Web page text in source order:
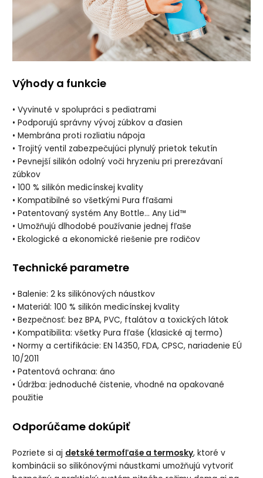
Výhody a funkcie
• Vyvinuté v spolupráci s pediatrami
• Podporujú správny vývoj zúbkov a ďasien
• Membrána proti rozliatiu nápoja
• Trojitý ventil zabezpečujúci plynulý prietok tekutín
• Pevnejší silikón odolný voči hryzeniu pri prerezávaní
zúbkov
• 100 % silikón medicínskej kvality
• Kompatibilné so všetkými Pura fľašami
• Patentovaný systém Any Bottle… Any Lid™
• Umožňujú dlhodobé používanie jednej fľaše
• Ekologické a ekonomické riešenie pre rodičov
Technické parametre
• Balenie: 2 ks silikónových náustkov
• Materiál: 100 % silikón medicínskej kvality
• Bezpečnosť: bez BPA, PVC, ftalátov a toxických látok
• Kompatibilita: všetky Pura fľaše (klasické aj termo)
• Normy a certifikácie: EN 14350, FDA, CPSC, nariadenie EÚ
10/2011
• Patentová ochrana: áno
• Údržba: jednoduché čistenie, vhodné na opakované
použitie
Odporúčame dokúpiť
Pozriete si aj detské termofľaše a termosky, ktoré v
kombinácii so silikónovými náustkami umožňujú vytvoriť